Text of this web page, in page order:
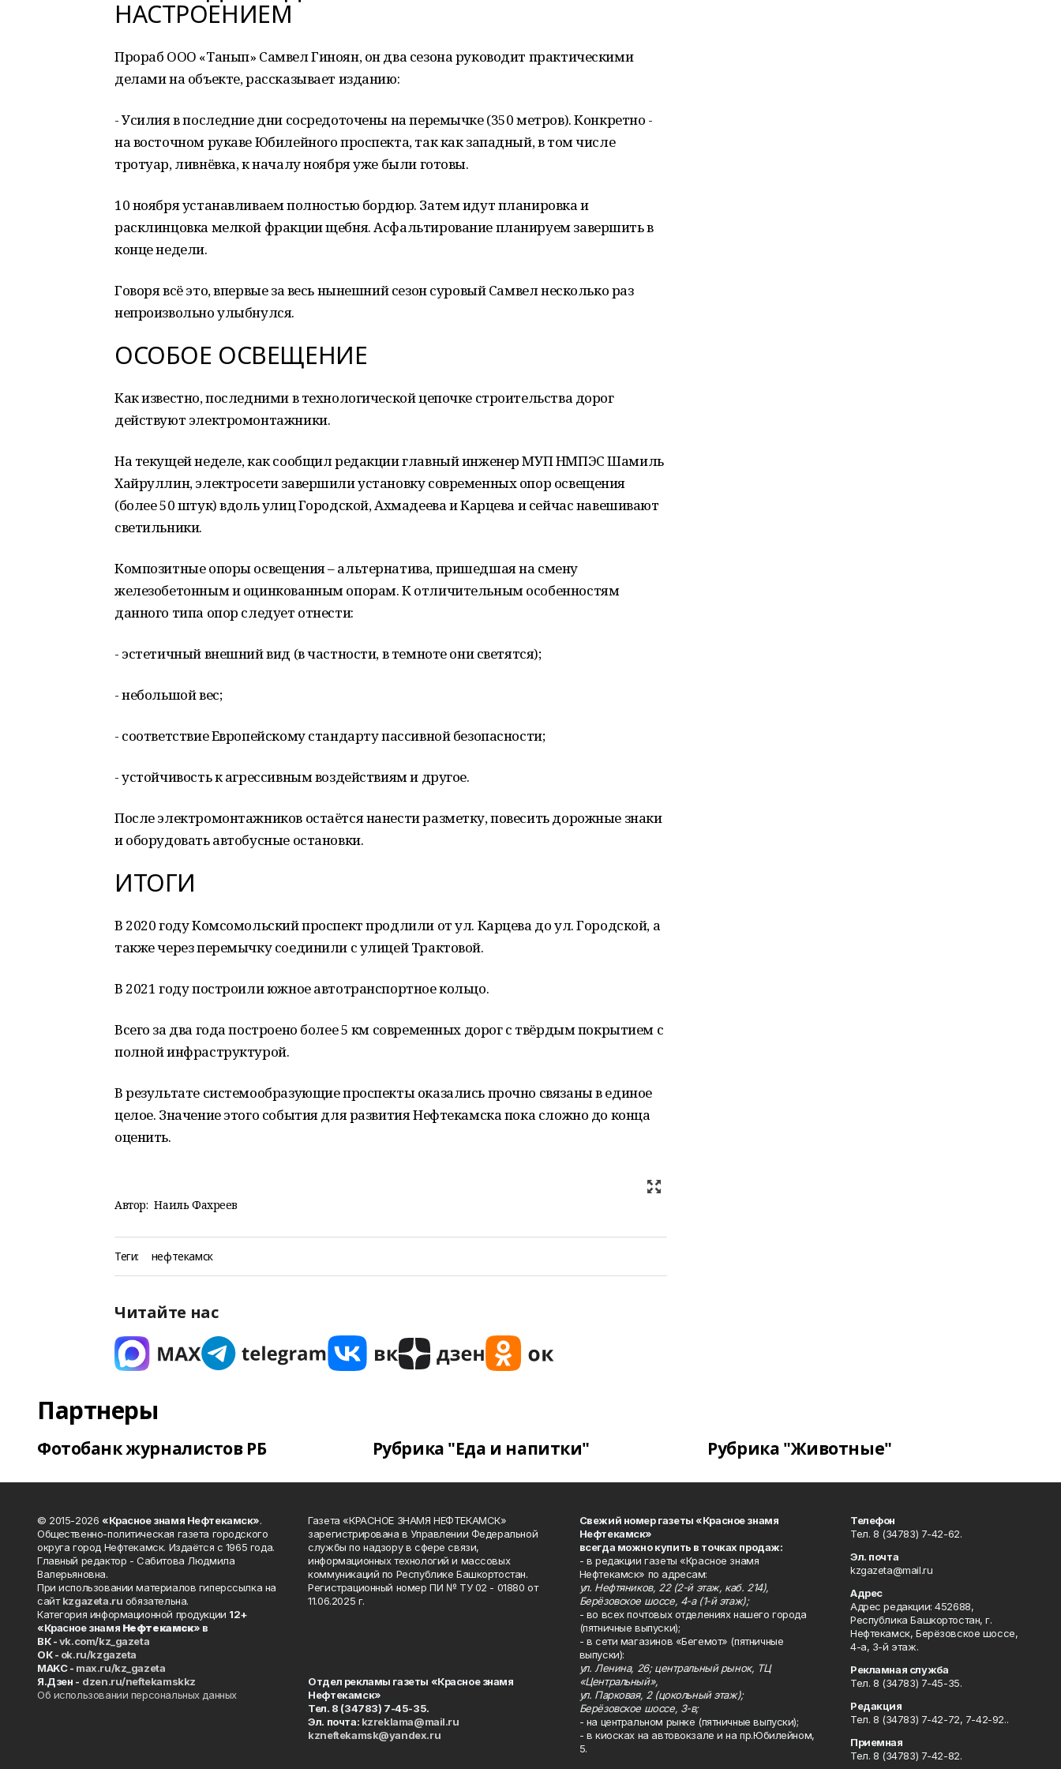
НАСТРОЕНИЕМ
Прораб ООО «Танып» Самвел Гиноян, он два сезона руководит практическими
делами на объекте, рассказывает изданию:
- Усилия в последние дни сосредоточены на перемычке (350 метров). Конкретно -
на восточном рукаве Юбилейного проспекта, так как западный, в том числе
тротуар, ливнёвка, к началу ноября уже были готовы.
10 ноября устанавливаем полностью бордюр. Затем идут планировка и
расклинцовка мелкой фракции щебня. Асфальтирование планируем завершить в
конце недели.
Говоря всё это, впервые за весь нынешний сезон суровый Самвел несколько раз
непроизвольно улыбнулся.
ОСОБОЕ ОСВЕЩЕНИЕ
Как известно, последними в технологической цепочке строительства дорог
действуют электромонтажники.
На текущей неделе, как сообщил редакции главный инженер МУП НМПЭС Шамиль
Хайруллин, электросети завершили установку современных опор освещения
(более 50 штук) вдоль улиц Городской, Ахмадеева и Карцева и сейчас навешивают
светильники.
Композитные опоры освещения – альтернатива, пришедшая на смену
железобетонным и оцинкованным опорам. К отличительным особенностям
данного типа опор следует отнести:
- эстетичный внешний вид (в частности, в темноте они светятся);
- небольшой вес;
- соответствие Европейскому стандарту пассивной безопасности;
- устойчивость к агрессивным воздействиям и другое.
После электромонтажников остаётся нанести разметку, повесить дорожные знаки
и оборудовать автобусные остановки.
ИТОГИ
В 2020 году Комсомольский проспект продлили от ул. Карцева до ул. Городской, а
также через перемычку соединили с улицей Трактовой.
В 2021 году построили южное автотранспортное кольцо.
Всего за два года построено более 5 км современных дорог с твёрдым покрытием с
полной инфраструктурой.
В результате системообразующие проспекты оказались прочно связаны в единое
целое. Значение этого события для развития Нефтекамска пока сложно до конца
оценить.
Автор: Наиль Фахреев
Теги: нефтекамск
Читайте нас
Партнеры
Фотобанк журналистов РБ Рубрика "Еда и напитки" Рубрика "Животные"
© 2015-2026 «Красное знамя Нефтекамск».
Общественно-политическая газета городского
округа город Нефтекамск. Издаётся с 1965 года.
Главный редактор - Сабитова Людмила
Валерьяновна.
При использовании материалов гиперссылка на
сайтkzgazeta.ru обязательна.
Категория информационной продукции 12+
«Красное знамя Нефтекамск» в
ВК -vk.com/kz_gazeta
ОК - ok.ru/kzgazeta
MAKC - max.ru/kz_gazeta
Я.Дзен - dzen.ru/neftekamskkz
Об использовании персональных данных
Газета «КРАСНОЕ ЗНАМЯ НЕФТЕКАМСК»
зарегистрирована в Управлении Федеральной
службы по надзору в сфере связи,
информационных технологий и массовых
коммуникаций по Республике Башкортостан.
Регистрационный номер ПИ № ТУ 02 - 01880 от
11.06.2025 г.
Отдел рекламы газеты «Красное знамя
Нефтекамск»
Тел. 8 (34783) 7-45-35.
Эл. почта: kzreklama@mail.ru
kzneftekamsk@yandex.ru
Свежий номер газеты «Красное знамя
Нефтекамск»
всегда можно купить в точках продаж:
- в редакции газеты «Красное знамя
Нефтекамск» по адресам:
ул. Нефтяников, 22 (2-й этаж, каб. 214),
Берёзовское шоссе, 4-а (1-й этаж);
- во всех почтовых отделениях нашего города
(пятничные выпуски);
- в сети магазинов «Бегемот» (пятничные
выпуски):
ул. Ленина, 26; центральный рынок, ТЦ
«Центральный»,
ул. Парковая, 2 (цокольный этаж);
Берёзовское шоссе, 3-в;
- на центральном рынке (пятничные выпуски);
- в киосках на автовокзале и на пр.Юбилейном,
5.
Телефон
Тел. 8 (34783) 7-42-62.
Эл. почта
kzgazeta@mail.ru
Адрес
Адрес редакции: 452688,
Республика Башкортостан, г.
Нефтекамск, Берёзовское шоссе,
4-а, 3-й этаж.
Рекламная служба
Тел. 8 (34783) 7-45-35.
Редакция
Тел. 8 (34783) 7-42-72, 7-42-92..
Приемная
Тел. 8 (34783) 7-42-82.